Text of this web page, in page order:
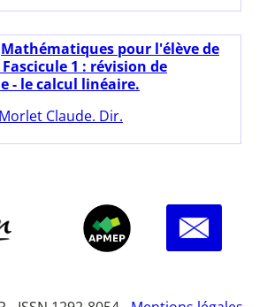
Mathématiques pour l'élève de
1 : révision de
- le calcul linéaire.
Morlet Claude. Dir.